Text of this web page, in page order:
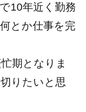
10年近く勤務
とか仕事を完
期となりま
りたいと思